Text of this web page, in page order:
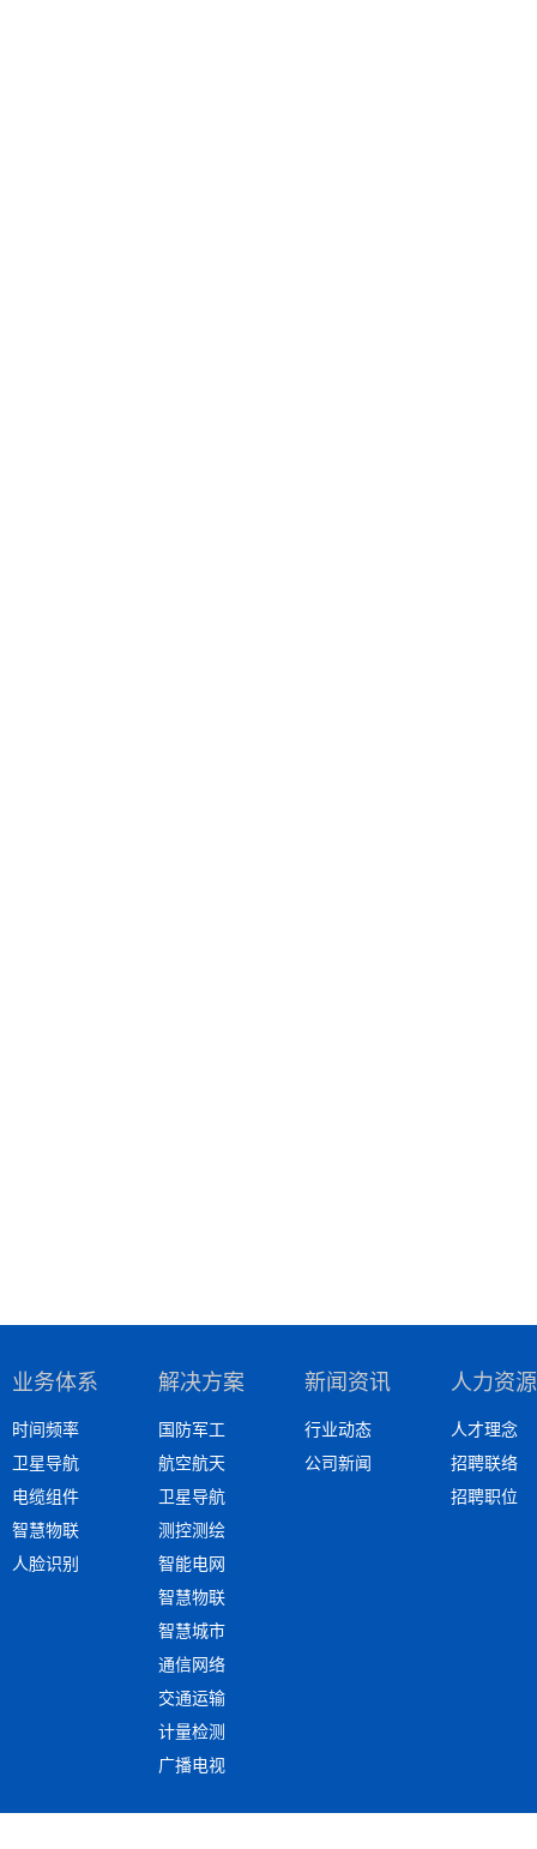
业务体系
时间频率
卫星导航
电缆组件
智慧物联
人脸识别
解决方案
国防军工
航空航天
卫星导航
测控测绘
智能电网
智慧物联
智慧城市
通信网络
交通运输
计量检测
广播电视
新闻资讯
行业动态
公司新闻
人力资源
人才理念
招聘联络
招聘职位